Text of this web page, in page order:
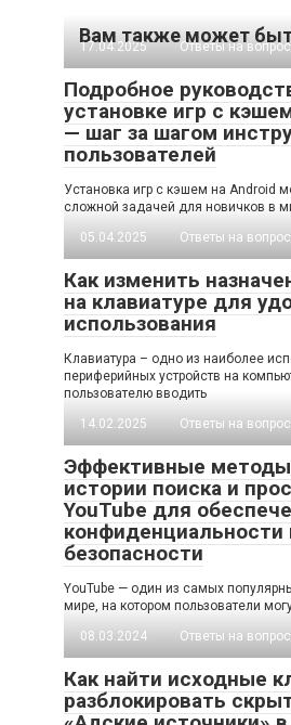
Вам также может
17.04.2025 Ответы на
Подробное
установке игр с
— шаг за шагом
пользователей
Установка игр с кэшем на Android
сложной задачей для новичков в
05.04.2025
Ответы на
Как изменить
на клавиатуре для
использования
Клавиатура – одно из наиболее
периферийных устройств на
пользователю вводить
14.02.2025
Ответы на
Эффективные методы
истории поиска и
YouTube для
конфиденциальности
безопасности
YouTube — один из самых
мире, на котором пользователи
08.03.2024
Ответы на
Как найти исходные
разблокировать